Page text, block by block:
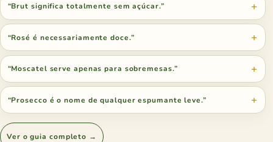
“Brut significa totalmente sem açúcar.”
“Rosé é necessariamente doce.”
“Moscatel serve apenas para sobremesas.”
“Prosecco é o nome de qualquer espumante leve.”
Ver o guia completo →